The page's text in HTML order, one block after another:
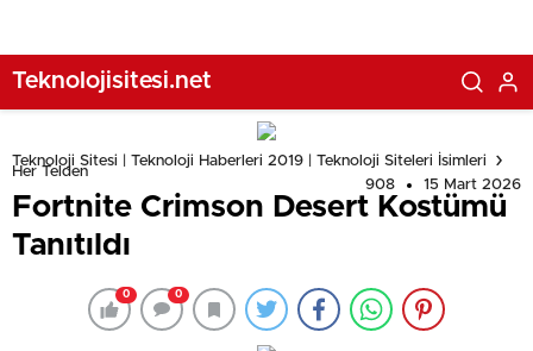
Teknolojisitesi.net
Teknoloji Sitesi | Teknoloji Haberleri 2019 | Teknoloji Siteleri İsimleri
Her Telden
908
15 Mart 2026
Fortnite Crimson Desert Kostümü
Tanıtıldı
0 0